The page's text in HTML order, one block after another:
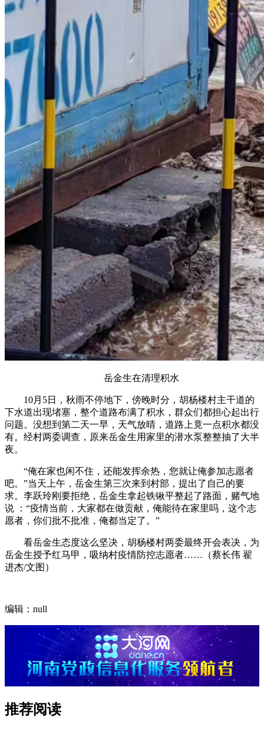
岳金生在清理积水
10月5日，秋雨不停地下，傍晚时分，胡杨楼村主干道的
下水道出现堵塞，整个道路布满了积水，群众们都担心起出行
问题。没想到第二天一早，天气放晴，道路上竟一点积水都没
有。经村两委调查，原来岳金生用家里的潜水泵整整抽了大半
夜。
“俺在家也闲不住，还能发挥余热，您就让俺参加志愿者
吧。”当天上午，岳金生第三次来到村部，提出了自己的要
求。李跃玲刚要拒绝，岳金生拿起铁锹平整起了路面，赌气地
说 ：“疫情当前，大家都在做贡献，俺能待在家里吗，这个志
愿者，你们批不批准，俺都当定了。”
看岳金生态度这么坚决，胡杨楼村两委最终开会表决，为
岳金生授予红马甲，吸纳村疫情防控志愿者……（蔡长伟 翟
进杰/文图）
编辑：null
推荐阅读